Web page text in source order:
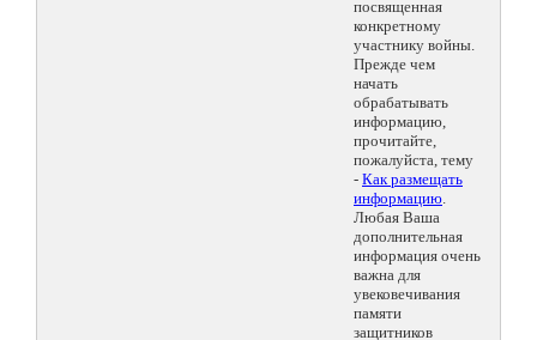
посвященная
конкретному
участнику войны.
Прежде чем
начать
обрабатывать
информацию,
прочитайте,
пожалуйста, тему
- Как размещать
информацию.
Любая Ваша
дополнительная
информация очень
важна для
увековечивания
памяти
защитников